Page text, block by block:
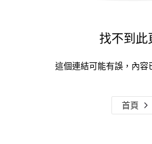
找不到此
這個連結可能有誤，內容
首頁